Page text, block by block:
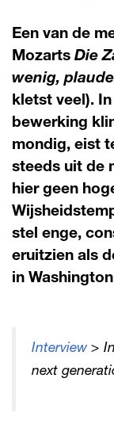
Een van de
Mozarts Die
wenig,
kletst veel).
bewerking
mondig, eist
steeds uit de
hier geen
stel enge,
eruitzien als
in
Interview >
next